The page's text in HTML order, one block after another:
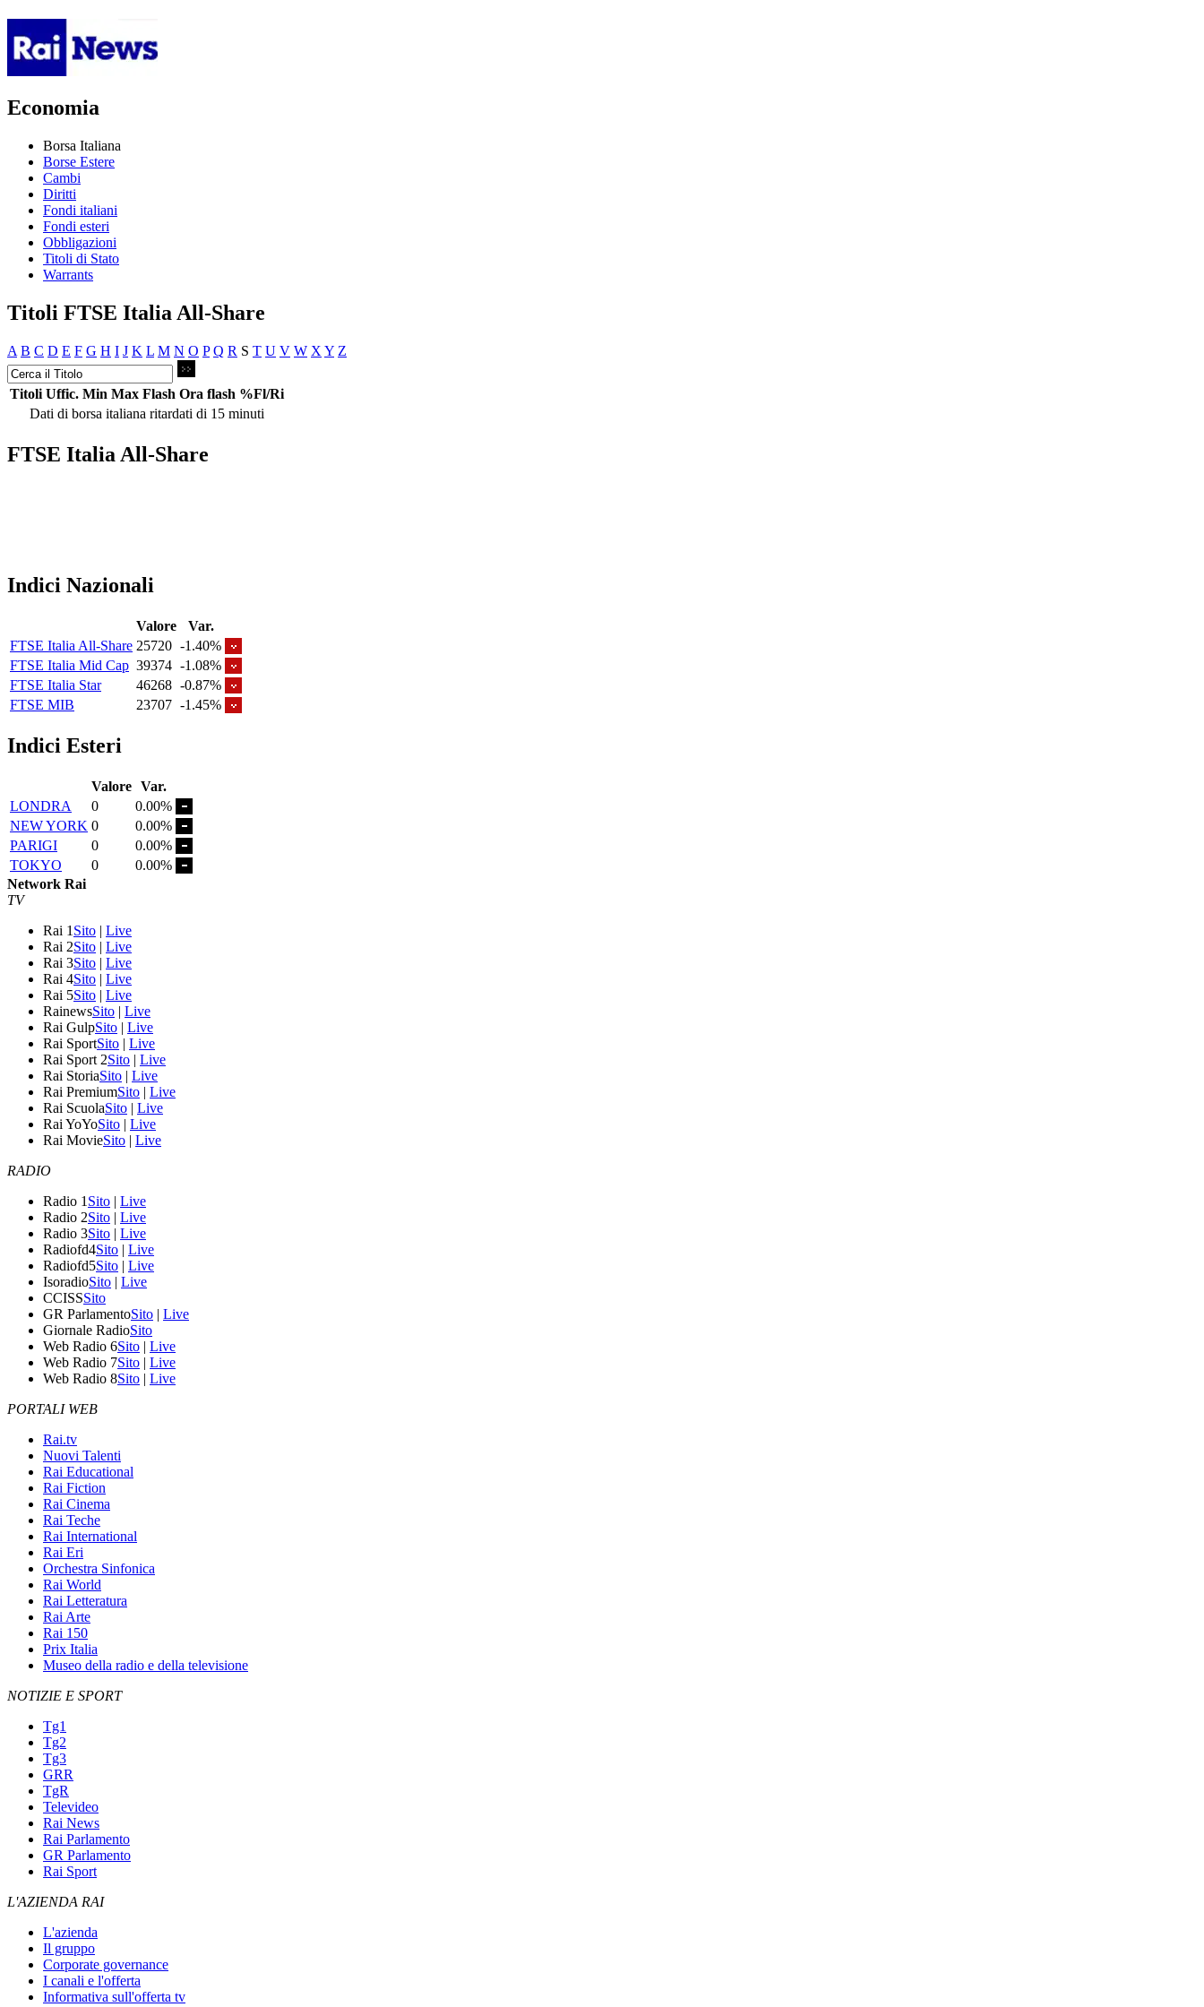
Economia
Borsa Italiana
Borse Estere
Cambi
Diritti
Fondi italiani
Fondi esteri
Obbligazioni
Titoli di Stato
Warrants
Titoli FTSE Italia All-Share
A B C D E F G H I J K L M N O P Q R S T U V W X Y Z
Titoli Uffic. Min Max Flash Ora flash %Fl/Ri
Dati di borsa italiana ritardati di 15 minuti
FTSE Italia All-Share
Indici Nazionali
Valore
Var.
FTSE Italia All-Share 25720 -1.40%
FTSE Italia Mid Cap 39374 -1.08%
FTSE Italia Star
46268 -0.87%
FTSE MIB
23707 -1.45%
Indici Esteri
Valore Var.
LONDRA
0
0.00%
NEW YORK 0
0.00%
PARIGI
0
0.00%
TOKYO
0
0.00%
Network Rai
TV
Rai 1 Sito | Live
Rai 2Sito | Live
Rai 3Sito | Live
Rai 4Sito | Live
Rai 5Sito | Live
RainewsSito | Live
Rai GulpSito | Live
Rai SportSito | Live
Rai Sport 2Sito | Live
Rai StoriaSito | Live
Rai PremiumSito | Live
Rai ScuolaSito | Live
Rai YoYoSito | Live
Rai MovieSito | Live
RADIO
Radio 1 Sito | Live
Radio 2Sito | Live
Radio 3Sito | Live
Radiofd4Sito | Live
Radiofd5Sito | Live
IsoradioSito | Live
CCISSSito
GR ParlamentoSito | Live
Giornale RadioSito
Web Radio 6Sito | Live
Web Radio 7Sito | Live
Web Radio 8Sito | Live
PORTALI WEB
Rai.tv
Nuovi Talenti
Rai Educational
Rai Fiction
Rai Cinema
Rai Teche
Rai International
Rai Eri
Orchestra Sinfonica
Rai World
Rai Letteratura
Rai Arte
Rai 150
Prix Italia
Museo della radio e della televisione
NOTIZIE E SPORT
Tg1
Tg2
Tg3
GRR
TgR
Televideo
Rai News
Rai Parlamento
GR Parlamento
Rai Sport
L'AZIENDA RAI
L'azienda
Il gruppo
Corporate governance
I canali e l'offerta
Informativa sull'offerta tv